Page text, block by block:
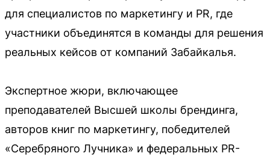
для специалистов по маркетингу и PR, где
участники объединятся в команды для решения
реальных кейсов от компаний Забайкалья.
Экспертное жюри, включающее
преподавателей Высшей школы брендинга,
авторов книг по маркетингу, победителей
«Серебряного Лучника» и федеральных PR-